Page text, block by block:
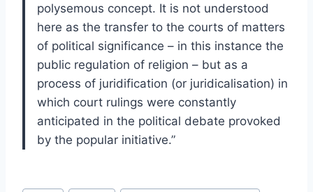
polysemous concept. It is not understood
here as the transfer to the courts of matters
of political significance – in this instance the
public regulation of religion – but as a
process of juridification (or juridicalisation) in
which court rulings were constantly
anticipated in the political debate provoked
by the popular initiative.”